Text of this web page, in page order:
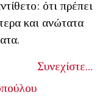
ότι πρέπει
και ανώτατα
Συνεχίστε...